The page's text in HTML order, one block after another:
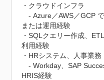
・クラウドインフラ
- Azure／AWS／GCP
または運用経験
・SQLクエリー作成、
利用経験
・HRシステム、人事業務
- Workday、SAP
HRIS経験